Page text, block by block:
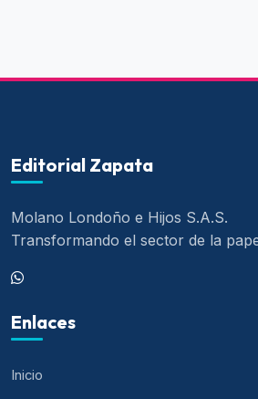
Editorial Zapata
Molano Londoño e Hijos S.A.S.
Transformando el sector de la
Enlaces
Inicio